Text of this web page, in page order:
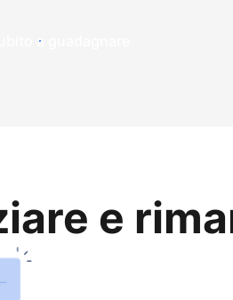
a guadagnare
e